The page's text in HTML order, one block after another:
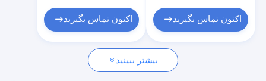
باتری های لیتیوم آهن فسفات
اکنون تماس بگیرید اکنون تماس بگیرید
بیشتر ببینید